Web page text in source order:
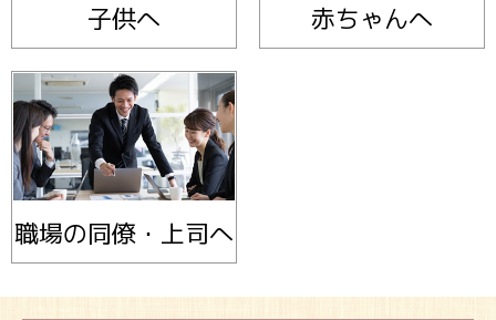
子供へ 赤ちゃんへ
職場の同僚・上司へ